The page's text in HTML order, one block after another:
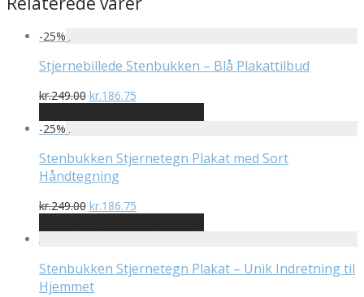
-25%
Stjernebillede Stenbukken – Blå Plakattilbud
kr.249.00 Den
pris
kr.249.00.
kr.186.75
pris
kr.186.75.
-25%
Stenbukken Stjernetegn Plakat med Sort
Håndtegning
kr.249.00 Den
pris
kr.249.00.
kr.186.75
pris
kr.186.75.
Stenbukken Stjernetegn Plakat – Unik Indretning til
Hjemmet